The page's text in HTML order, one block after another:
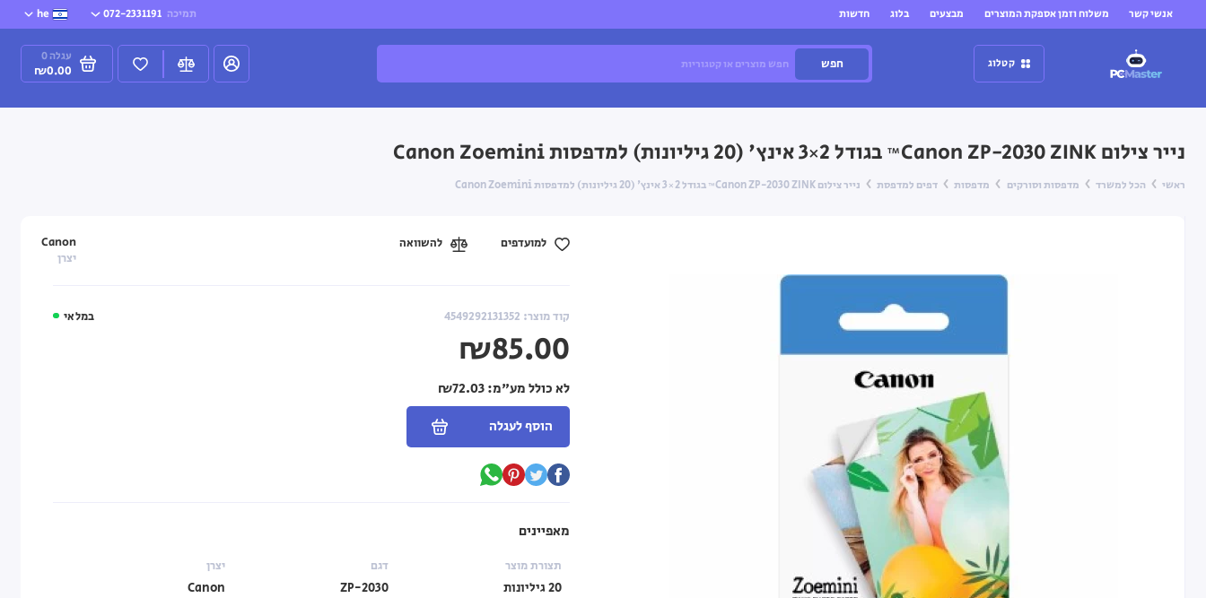
אנשי קשר משלוח וזמן אספקת המוצרים מבצעים בלוג חדשות תמיכה 072-2331191
he
קטלוג חפש עגלה 0
₪0.00
נייר צילום Canon ZP-2030 ZINK™ בגודל 2×3 אינץ' (20 גיליונות) למדפסות Canon Zoemini
ראשי הכל למשרד מדפסות וסורקים מדפסות דפים למדפסת נייר צילום Canon ZP-2030 ZINK™ בגודל 2×3 אינץ' (20 גיליונות) למדפסות Canon Zoemini
במלאי קוד מוצר: 4549292131352
Canon
יצרן
₪85.00
לא כולל מע"מ:
הוסף לעגלה
למועדפים להשוואה
מאפיינים
תצורת מוצר
20 גיליונות
דגם
ZP-2030
יצרן
Canon